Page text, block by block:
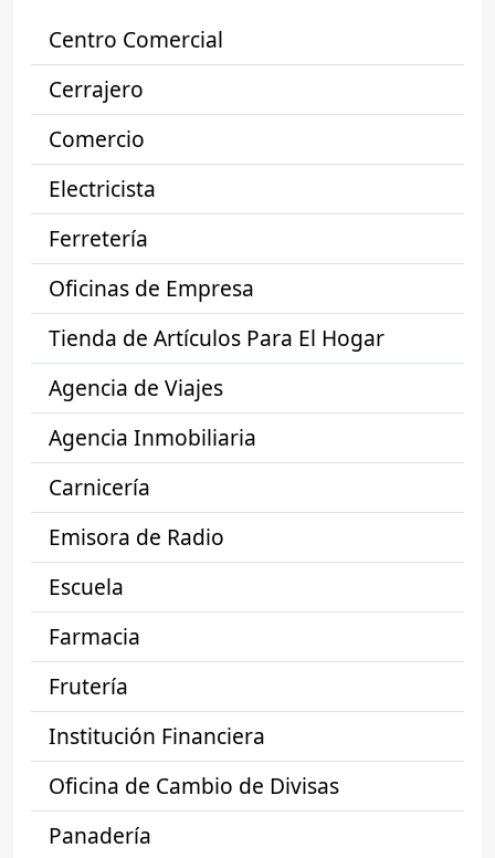
Centro Comercial
Cerrajero
Comercio
Electricista
Ferretería
Oficinas de Empresa
Tienda de Artículos Para El Hogar
Agencia de Viajes
Agencia Inmobiliaria
Carnicería
Emisora de Radio
Escuela
Farmacia
Frutería
Institución Financiera
Oficina de Cambio de Divisas
Panadería